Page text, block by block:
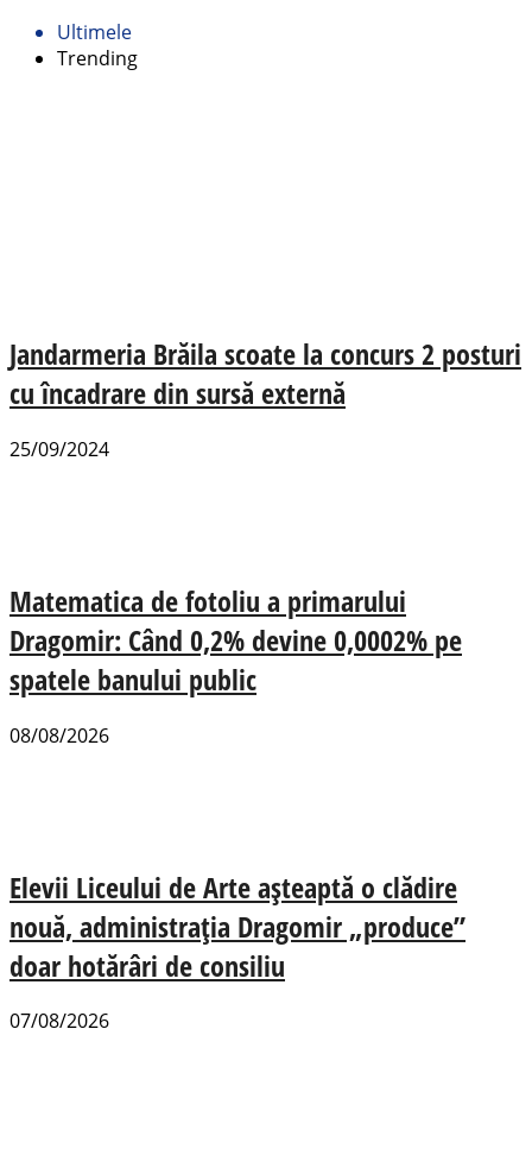
Ultimele
Trending
Jandarmeria Brăila scoate la concurs 2 posturi
cu încadrare din sursă externă
25/09/2024
Matematica de fotoliu a primarului
Dragomir: Când 0,2% devine 0,0002% pe
spatele banului public
08/08/2026
Elevii Liceului de Arte așteaptă o clădire
nouă, administrația Dragomir „produce”
doar hotărâri de consiliu
07/08/2026